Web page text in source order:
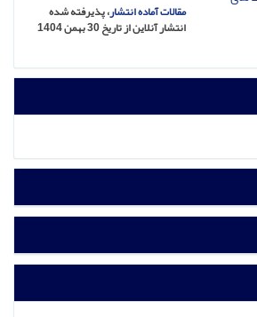
مقالات آماده انتشار، پذیرفته شده
انتشار آنلاین از تاریخ 30 بهمن 1404